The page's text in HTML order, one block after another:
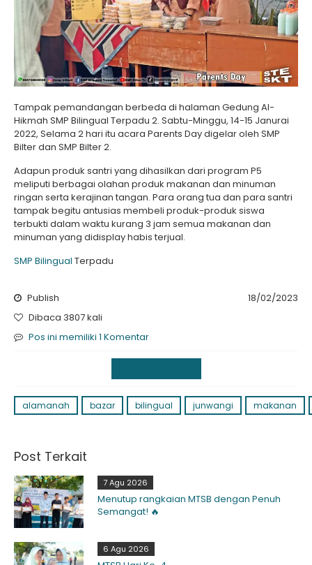
Tampak pemandangan berbeda di halaman Gedung Al-
Hikmah SMP Bilingual Terpadu 2. Sabtu-Minggu, 14-15 Janurai
2022, Selama 2 hari itu acara Parents Day digelar oleh SMP
Bilter dan SMP Bilter 2.
Adapun produk santri yang dihasilkan dari program P5
meliputi berbagai olahan produk makanan dan minuman
ringan serta kerajinan tangan. Para orang tua dan para santri
tampak begitu antusias membeli produk-produk siswa
terbukti dalam waktu kurang 3 jam semua makanan dan
minuman yang didisplay habis terjual.
SMP Bilingual Terpadu
Publish
18/02/2023
Dibaca 3807 kali
Pos ini memiliki 1 Komentar
alamanah bazar bilingual junwangi makanan
Post Terkait
7 Agu 2026
Menutup rangkaian MTSB dengan Penuh
Semangat! 🔥
6 Agu 2026